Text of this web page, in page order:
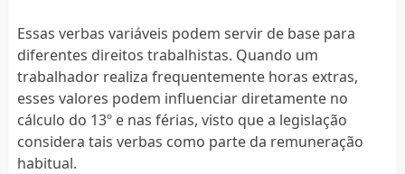
Essas verbas variáveis podem servir de base para
diferentes direitos trabalhistas. Quando um
trabalhador realiza frequentemente horas extras,
esses valores podem influenciar diretamente no
cálculo do 13º e nas férias, visto que a legislação
considera tais verbas como parte da remuneração
habitual.